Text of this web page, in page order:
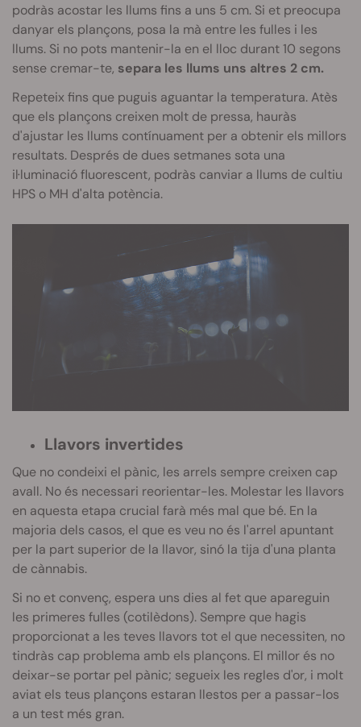
podràs acostar les llums fins a uns 5 cm. Si et preocupa
danyar els plançons, posa la mà entre les fulles i les
llums. Si no pots mantenir-la en el lloc durant 10 segons
sense cremar-te, separa les llums uns altres 2 cm.
Repeteix fins que puguis aguantar la temperatura. Atès
que els plançons creixen molt de pressa, hauràs
d'ajustar les llums contínuament per a obtenir els millors
resultats. Després de dues setmanes sota una
il·luminació fluorescent, podràs canviar a llums de cultiu
HPS o MH d'alta potència.
Llavors invertides
Que no condeixi el pànic, les arrels sempre creixen cap
avall. No és necessari reorientar-les. Molestar les llavors
en aquesta etapa crucial farà més mal que bé. En la
majoria dels casos, el que es veu no és l'arrel apuntant
per la part superior de la llavor, sinó la tija d'una planta
de cànnabis.
Si no et convenç, espera uns dies al fet que apareguin
les primeres fulles (cotilèdons). Sempre que hagis
proporcionat a les teves llavors tot el que necessiten, no
tindràs cap problema amb els plançons. El millor és no
deixar-se portar pel pànic; segueix les regles d'or, i molt
aviat els teus plançons estaran llestos per a passar-los
a un test més gran.